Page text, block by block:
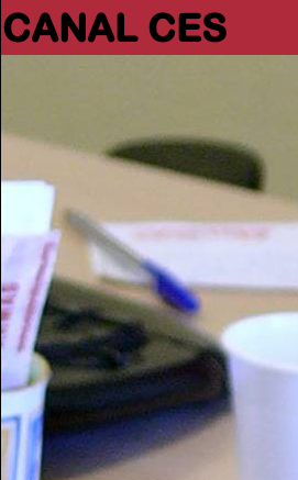
CANAL CES